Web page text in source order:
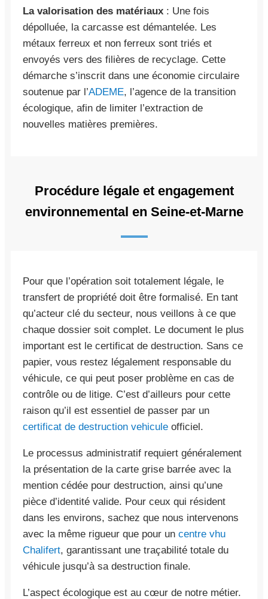
La valorisation des matériaux : Une fois
dépolluée, la carcasse est démantelée. Les
métaux ferreux et non ferreux sont triés et
envoyés vers des filières de recyclage. Cette
démarche s’inscrit dans une économie circulaire
soutenue par l’ADEME, l’agence de la transition
écologique, afin de limiter l’extraction de
nouvelles matières premières.
Procédure légale et engagement
environnemental en Seine-et-Marne
Pour que l’opération soit totalement légale, le
transfert de propriété doit être formalisé. En tant
qu’acteur clé du secteur, nous veillons à ce que
chaque dossier soit complet. Le document le plus
important est le certificat de destruction. Sans ce
papier, vous restez légalement responsable du
véhicule, ce qui peut poser problème en cas de
contrôle ou de litige. C’est d’ailleurs pour cette
raison qu’il est essentiel de passer par un
certificat de destruction vehicule officiel.
Le processus administratif requiert généralement
la présentation de la carte grise barrée avec la
mention cédée pour destruction, ainsi qu’une
pièce d’identité valide. Pour ceux qui résident
dans les environs, sachez que nous intervenons
avec la même rigueur que pour un centre vhu
Chalifert, garantissant une traçabilité totale du
véhicule jusqu’à sa destruction finale.
L’aspect écologique est au cœur de notre métier.